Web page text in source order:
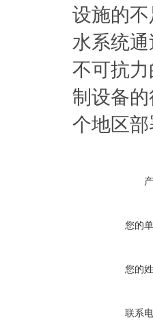
设施的
水系统
不可抗
制设备
个地区
您的
您的
联系